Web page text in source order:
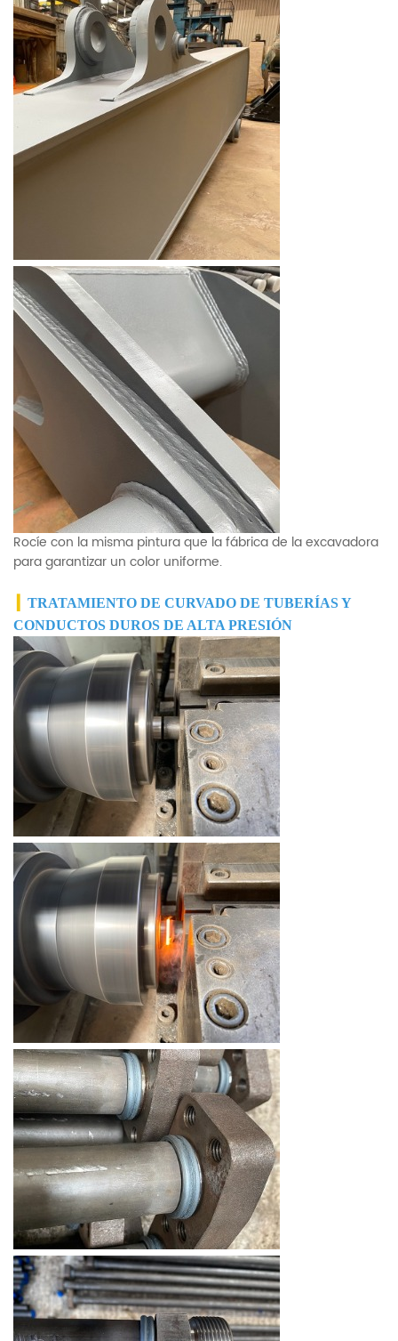
Rocíe con la misma pintura que la fábrica de la excavadora
para garantizar un color uniforme.
TRATAMIENTO DE CURVADO DE TUBERÍAS Y
CONDUCTOS DUROS DE ALTA PRESIÓN